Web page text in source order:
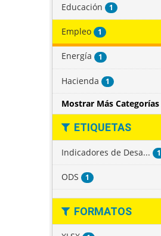
Educación 1
Empleo 1
Energía 1
Hacienda 1
Mostrar Más Categorías
ETIQUETAS
Indicadores de Desa... 1
ODS 1
FORMATOS